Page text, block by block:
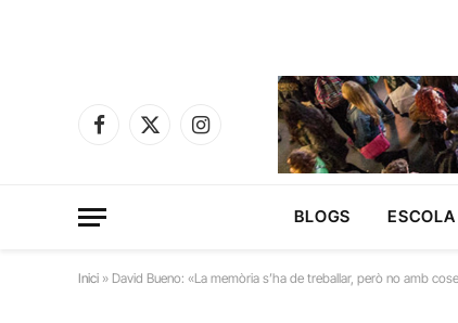
Facebook
X
Instagram
BLOGS ESCOLA
Inici » David Bueno: «La memòria s’ha de treballar, però no amb